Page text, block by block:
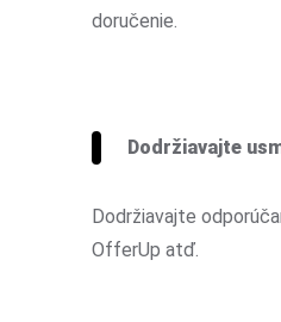
doručenie.
Dodržiavajte
Dodržiavajte
OfferUp atď.